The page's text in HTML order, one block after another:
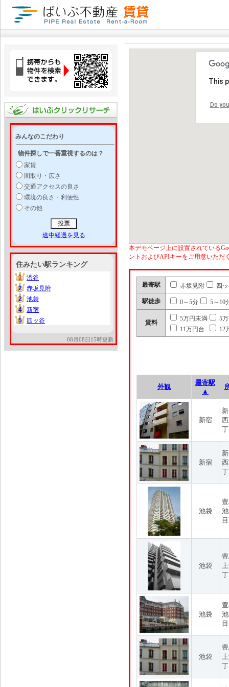
みんなのこだわり
物件探しで一番重視するのは？
家賃
間取り・広さ
交通アクセスの良さ
環境の良さ・利便性
その他
途中経過を見る
住みたい駅ランキング
1
1
渋谷
2
2
赤坂見附
2
2
池袋
4
4
新宿
5
5 四ッ谷
08月08日15時更新
This
Do
本デモページ上に設置されている
ントおよびAPIキーをご用意いただ
最寄駅 赤坂見附 四
駅徒歩 0～5分 5～10
賃料
5万円未満
5
11万円台
12
外観
最寄駅
▲
新宿
新宿
池袋
目
池袋
池袋
池袋